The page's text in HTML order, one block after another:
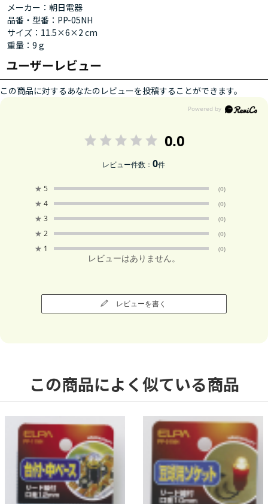
メーカー：朝日電器
品番・型番：PP-05NH
サイズ：11.5×6×2 cm
重量：9 g
ユーザーレビュー
この商品に対するあなたのレビューを投稿することができます。
0.0
レビュー件数：0件
★ 5 (0)
★ 4 (0)
★ 3 (0)
★ 2 (0)
★ 1 (0)
レビューはありません。
レビューを書く
この商品によく似ている商品